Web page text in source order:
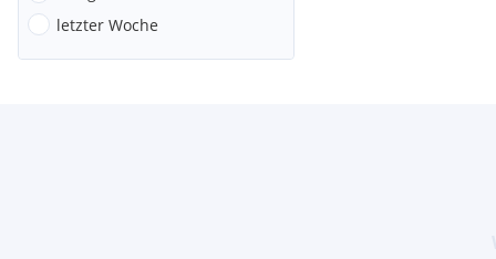
letzter Woche